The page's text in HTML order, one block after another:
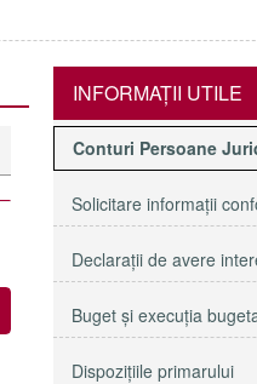
INFORMAŢII UTILE
Conturi Persoane
Solicitare informaţii
Declaraţii de avere
Buget şi execuţia
Dispoziţiile primarului